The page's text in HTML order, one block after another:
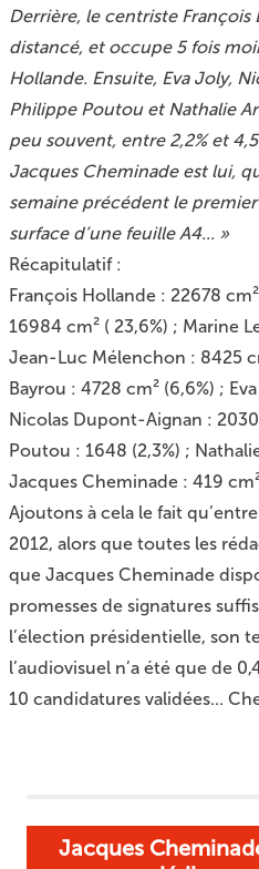
Derrière, le centriste François
distancé, et occupe 5 fois
Hollande. Ensuite, Eva Joly,
Philippe Poutou et Nathalie
peu souvent, entre 2,2% et
Jacques Cheminade est lui,
semaine précédent le
surface d’une feuille A4... »
Récapitulatif :
François Hollande : 22678
16984 cm² ( 23,6%) ; Marine
Jean-Luc Mélenchon : 8425
Bayrou : 4728 cm² (6,6%) ;
Nicolas Dupont-Aignan :
Poutou : 1648 (2,3%) ;
Jacques Cheminade : 419
Ajoutons à cela le fait
2012, alors que toutes les
que Jacques Cheminade
promesses de signatures
l’élection présidentielle, son
l’audiovisuel n’a été que de
10 candidatures validées...
Jacques